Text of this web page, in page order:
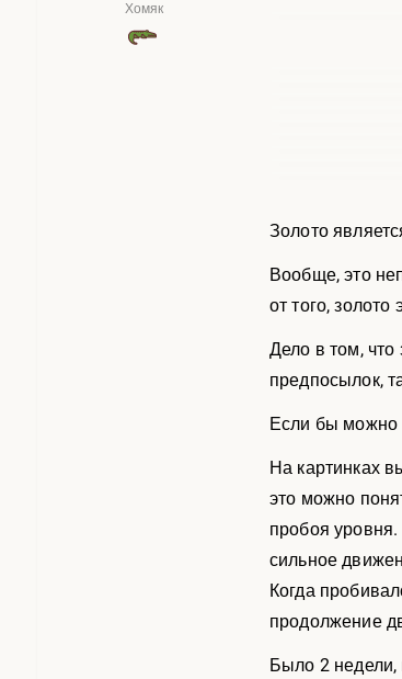
Хомяк
Золото
Вообще, это
от того,
Дело в том, что
предпосылок,
Если бы можно
На картинках
это можно
пробоя
сильное
Когда
продолжение
Было 2 недели,